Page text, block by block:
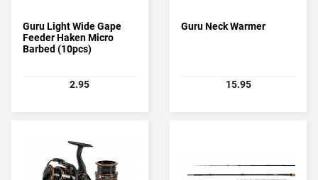
Guru Light Wide Gape
Feeder Haken Micro
Barbed (10pcs)
2.95
Guru Neck Warmer
15.95